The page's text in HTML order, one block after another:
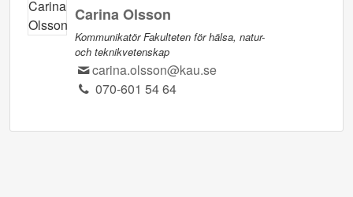
Carina Olsson
Kommunikatör Fakulteten för hälsa, natur-
och teknikvetenskap
carina.olsson@kau.se
070-601 54 64